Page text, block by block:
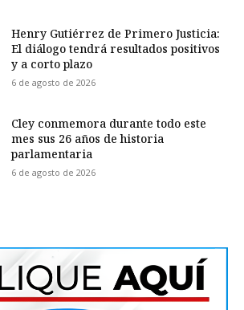
Henry Gutiérrez de Primero Justicia:
El diálogo tendrá resultados positivos
y a corto plazo
6 de agosto de 2026
Cley conmemora durante todo este
mes sus 26 años de historia
parlamentaria
6 de agosto de 2026